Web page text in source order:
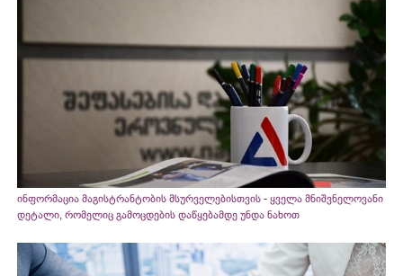
ინფორმაცია მაგისტრანტობის მსურველებისთვის - ყველა მნიშვნელოვანი
დეტალი, რომელიც გამოცდების დაწყებამდე უნდა ნახოთ